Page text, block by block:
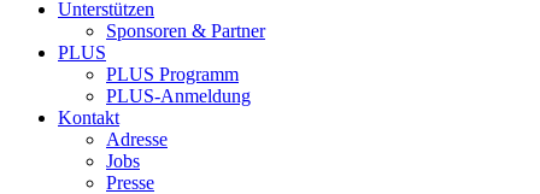
Unterstützen
Sponsoren & Partner
PLUS
PLUS Programm
PLUS-Anmeldung
Kontakt
Adresse
Jobs
Presse